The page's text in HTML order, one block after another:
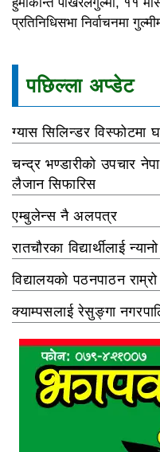
हुमाकान्त पोखरेलगुल्मी, ११
प्रतिनिधिसभा निर्वाचनमा
पछिल्ला अप्डेट
ग्यास सिलिन्डर विस्फोटमा
चन्द्र भण्डारीको उपचार
लैजान सिफारिस
एम्बुलेन्स नै अलपत्र
रातचौरका विद्यार्थीलाई
विद्यालयको पठनपाठन
क्याम्पसलाई रेसुङ्गा